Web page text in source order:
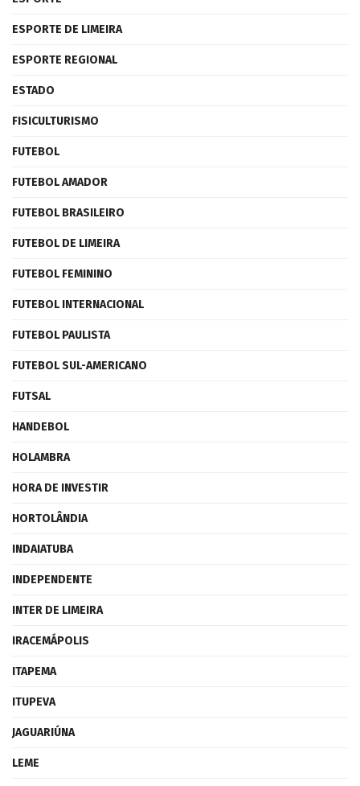
ESPORTE DE LIMEIRA
ESPORTE REGIONAL
ESTADO
FISICULTURISMO
FUTEBOL
FUTEBOL AMADOR
FUTEBOL BRASILEIRO
FUTEBOL DE LIMEIRA
FUTEBOL FEMININO
FUTEBOL INTERNACIONAL
FUTEBOL PAULISTA
FUTEBOL SUL-AMERICANO
FUTSAL
HANDEBOL
HOLAMBRA
HORA DE INVESTIR
HORTOLÂNDIA
INDAIATUBA
INDEPENDENTE
INTER DE LIMEIRA
IRACEMÁPOLIS
ITAPEMA
ITUPEVA
JAGUARIÚNA
LEME